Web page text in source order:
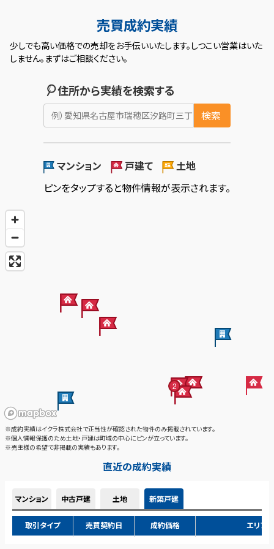
売買成約実績
少しでも高い価格での売却をお手伝いいたします。しつこい営業はいた
しません。まずはご相談ください。
住所から実績を検索する
検索
マンション 戸建て
土地
ピンをタップすると物件情報が表示されます。
2
※成約実績はイクラ株式会社で正当性が確認された物件のみ掲載されています。
※個人情報保護のため土地・戸建は町域の中心にピンが立っています。
※売主様の希望で非掲載の実績もあります。
直近の成約実績
マンション 中古戸建 土地 新築戸建
取引タイプ 売買契約日 成約価格
エリア